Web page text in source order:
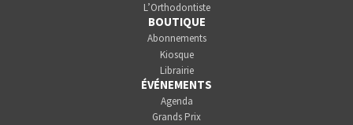
L’Orthodontiste
BOUTIQUE
Abonnements
Kiosque
Librairie
ÉVÉNEMENTS
Agenda
Grands Prix